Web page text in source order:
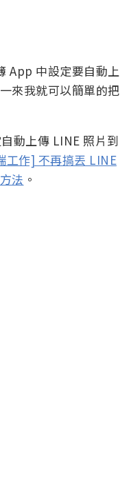
App 中設定要自動上
來我就可以簡單的把
動上傳 LINE 照片到
工作] 不再搞丟 LINE
法 。